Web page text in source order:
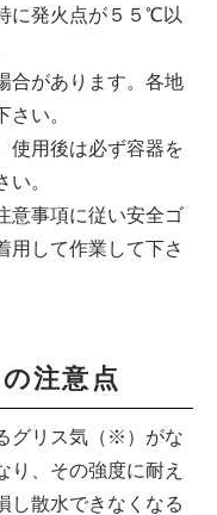
に発火点が５５℃以
合があります。各地
い。
使用後は必ず容器を
。
意事項に従い安全ゴ
用して作業して下さ
注意点
グリス気（※）がな
り、その強度に耐え
し散水できなくなる